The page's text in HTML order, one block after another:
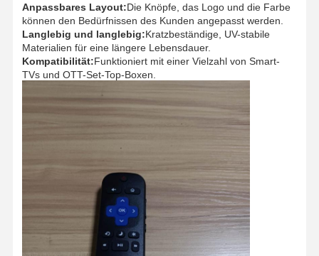
Anpassbares Layout:Die Knöpfe, das Logo und die Farbe
können den Bedürfnissen des Kunden angepasst werden.
Langlebig und langlebig:Kratzbeständige, UV-stabile
Materialien für eine längere Lebensdauer.
Kompatibilität:Funktioniert mit einer Vielzahl von Smart-
TVs und OTT-Set-Top-Boxen.